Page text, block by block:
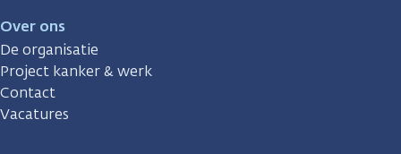
Over ons
De organisatie
Project kanker & werk
Contact
Vacatures